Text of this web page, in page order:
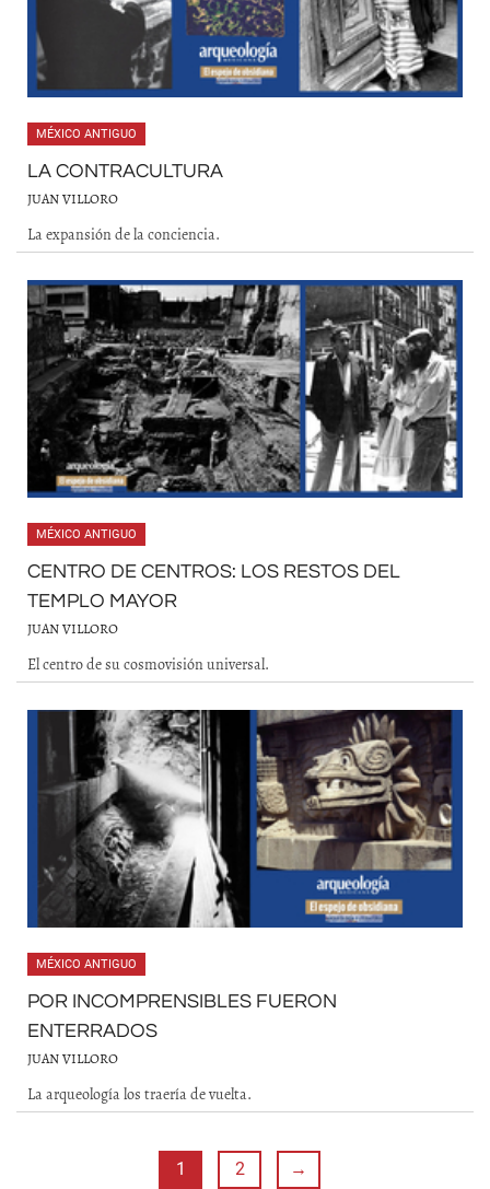
MÉXICO ANTIGUO
LA CONTRACULTURA
JUAN VILLORO
La expansión de la conciencia.
MÉXICO ANTIGUO
CENTRO DE CENTROS: LOS RESTOS DEL
TEMPLO MAYOR
JUAN VILLORO
El centro de su cosmovisión universal.
MÉXICO ANTIGUO
POR INCOMPRENSIBLES FUERON
ENTERRADOS
JUAN VILLORO
La arqueología los traería de vuelta.
1 2 →